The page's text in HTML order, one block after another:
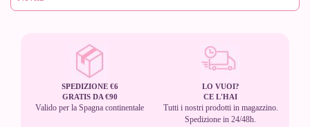
SPEDIZIONE €6
GRATIS DA €90
Valido per la Spagna continentale
LO VUOI?
CE L'HAI
Tutti i nostri prodotti in magazzino.
Spedizione in 24/48h.